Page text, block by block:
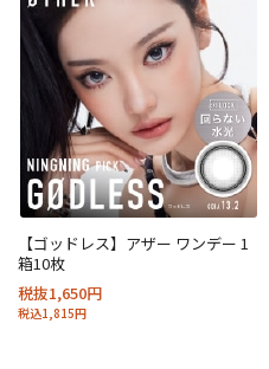
【ゴッドレス】アザー ワンデー 1
箱10枚
税抜1,650円
税込1,815円